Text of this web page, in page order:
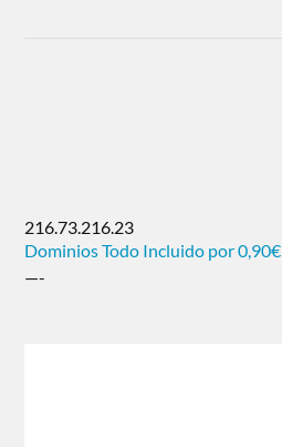
216.73.216.23
Dominios Todo Incluido por 0,90€
—-